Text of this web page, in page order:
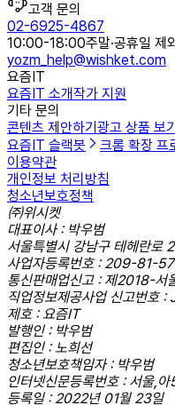
고객 문의
02-6925-4867
10:00-18:00주말·공휴일 제외
yozm_help@wishket.com
요즘IT
요즘IT 소개작가 지원
기타 문의
콘텐츠 제안하기광고 상품 보
요즘IT 슬랙봇
크롬 확장 프
이용약관
개인정보 처리방침
청소년보호정책
㈜위시켓
대표이사 : 박우범
서울특별시 강남구 테헤란로
사업자등록번호 : 209-81-
통신판매업신고 : 제2018-
직업정보제공사업 신고번
제호 : 요즘IT
발행인 : 박우범
편집인 : 노희선
청소년보호책임자 : 박우범
인터넷신문등록번호 : 서울,
등록일 : 2022년 01월 23일